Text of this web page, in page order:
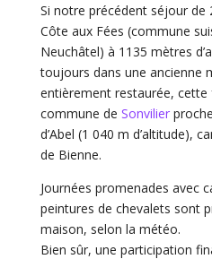
Si notre précédent séjour
Côte aux Fées (commune
Neuchâtel) à 1135 mètres
toujours dans une ancienne
entièrement restaurée, cette
commune de Sonvilier
d’Abel (1 040 m d’altitude),
de Bienne.
Journées promenades avec
peintures de chevalets sont
maison, selon la météo.
Bien sûr, une participation